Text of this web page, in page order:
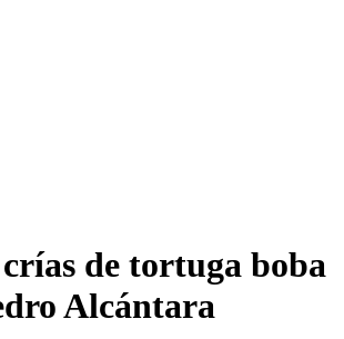
de tortuga boba
Alcántara